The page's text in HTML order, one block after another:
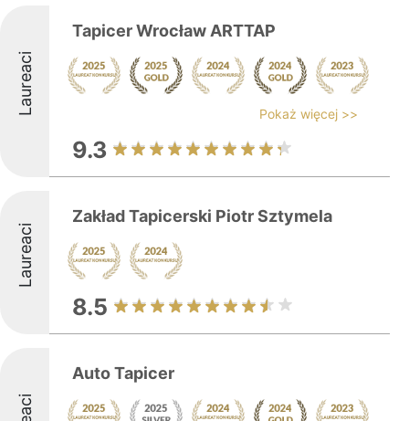
Laureaci
Tapicer Wrocław ARTTAP
Pokaż więcej >>
9.3
Laureaci
Zakład Tapicerski Piotr Sztymela
8.5
Auto Tapicer